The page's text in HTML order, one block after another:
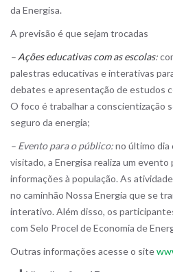
da Energisa.
A previsão é que sejam trocadas
– Ações educativas com as escolas:
palestras educativas e interativas
debates e apresentação de estudos
O foco é trabalhar a conscientização
seguro da energia;
– Evento para o público:no último dia
visitado, a Energisa realiza um evento
informações à população. As
no caminhão Nossa Energia que se
interativo. Além disso, os
com Selo Procel de Economia de
Outras informações acesse o site